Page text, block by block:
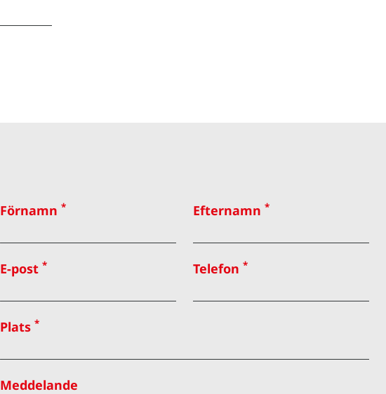
Förnamn * Efternamn *
E-post * Telefon *
Plats *
Meddelande